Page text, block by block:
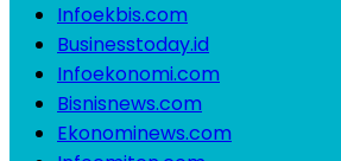
Infoekbis.com
Businesstoday.id
Infoekonomi.com
Bisnisnews.com
Ekonominews.com